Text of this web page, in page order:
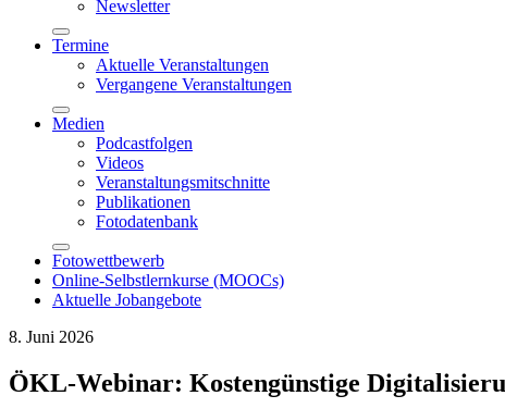
Newsletter
Termine
Aktuelle Veranstaltungen
Vergangene Veranstaltungen
Medien
Podcastfolgen
Videos
Veranstaltungsmitschnitte
Publikationen
Fotodatenbank
Fotowettbewerb
Online-Selbstlernkurse (MOOCs)
Aktuelle Jobangebote
8. Juni 2026
ÖKL-Webinar: Kostengünstige